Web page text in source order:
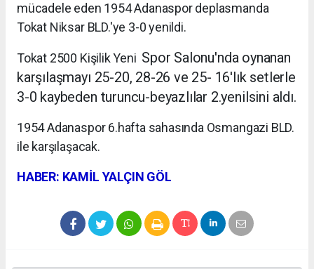
mücadele eden 1954 Adanaspor deplasmanda
Tokat Niksar BLD.'ye 3-0 yenildi.
Tokat 2500 Kişilik Yeni Spor Salonu'nda oynanan
karşılaşmayı 25-20, 28-26 ve 25- 16'lık setlerle
3-0 kaybeden turuncu-beyazlılar 2.yenilsini aldı.
1954 Adanaspor 6.hafta sahasında Osmangazi BLD.
ile karşılaşacak.
HABER: KAMİL YALÇIN GÖL